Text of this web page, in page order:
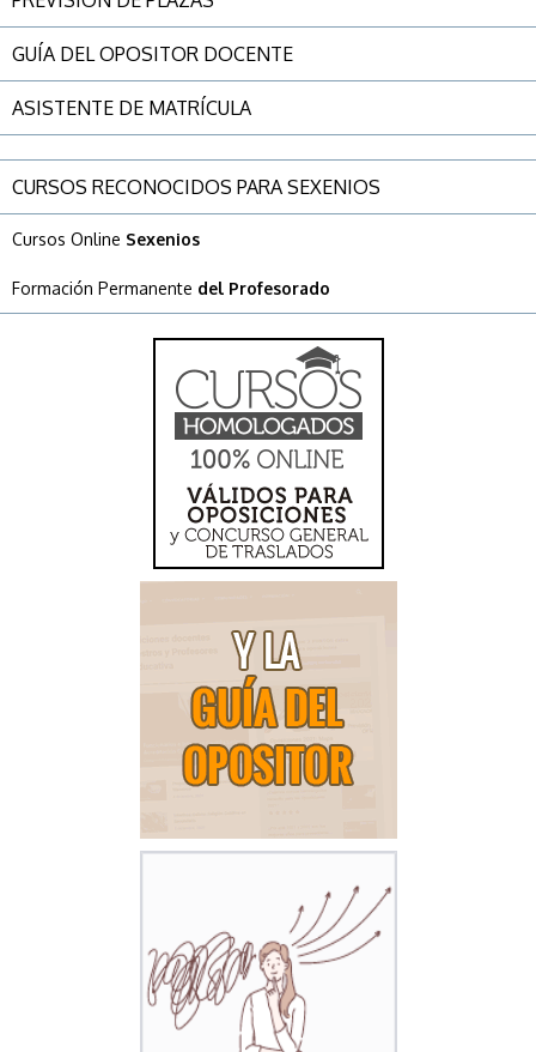
GUÍA DEL OPOSITOR DOCENTE
ASISTENTE DE MATRÍCULA
CURSOS RECONOCIDOS PARA SEXENIOS
Cursos Online Sexenios
Formación Permanente del Profesorado